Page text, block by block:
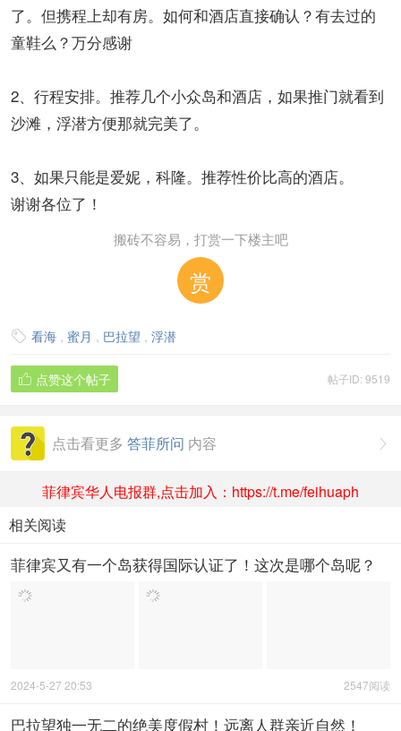
了。但携程上却有房。如何和酒店直接确认？有去过的
童鞋么？万分感谢
2、行程安排。推荐几个小众岛和酒店，如果推门就看到
沙滩，浮潜方便那就完美了。
3、如果只能是爱妮，科隆。推荐性价比高的酒店。
谢谢各位了！
搬砖不容易，打赏一下楼主吧
赏
 看海 , 蜜月 , 巴拉望 , 浮潜
帖子ID: 9519
 点赞这个帖子

点击看更多 答菲所问 内容
菲律宾华人电报群,点击加入：https://t.me/feihuaph
相关阅读
菲律宾又有一个岛获得国际认证了！这次是哪个岛呢？
2547阅读
2024-5-27 20:53
巴拉望独一无二的绝美度假村！远离人群亲近自然！